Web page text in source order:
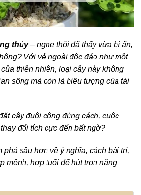
thủy– nghe thôi đã thấy vừa bí ẩn,
Với vẻ ngoài độc đáo như một
thiên nhiên, loại cây này không
sống mà còn là biểu tượng của tài
cây đuôi công đúng cách, cuộc
đổi tích cực đến bất ngờ?
phá sâu hơn về ý nghĩa, cách bài trí,
mệnh, hợp tuổi để hút trọn năng